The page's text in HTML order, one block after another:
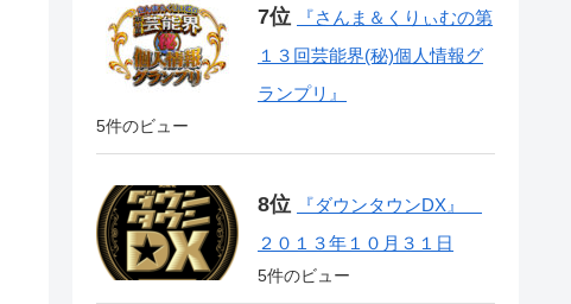
『さんま＆くりぃむの第
１３回芸能界(秘)個人情報グ
ランプリ』
5件のビュー
『ダウンタウンDX』
２０１３年１０月３１日
5件のビュー